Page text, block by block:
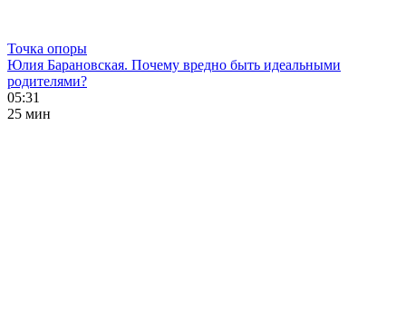
Точка опоры
Юлия Барановская. Почему вредно быть идеальными
родителями?
05:31
25 мин